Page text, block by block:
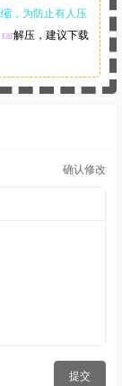
， 为防止有人压
解压，建议下载
确认修改
提交